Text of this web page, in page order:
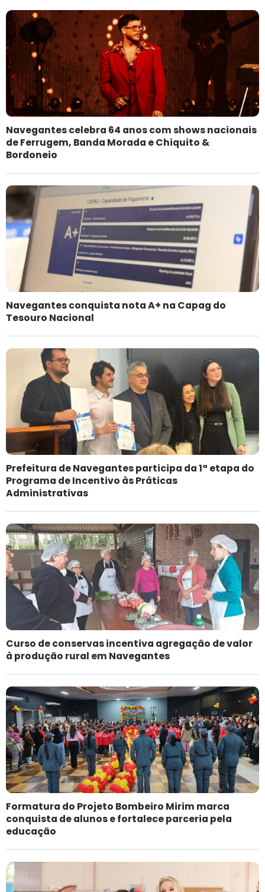
Navegantes celebra 64 anos com shows nacionais
de Ferrugem, Banda Morada e Chiquito &
Bordoneio
Navegantes conquista nota A+ na Capag do
Tesouro Nacional
Prefeitura de Navegantes participa da 1ª etapa do
Programa de Incentivo às Práticas
Administrativas
Curso de conservas incentiva agregação de valor
à produção rural em Navegantes
Formatura do Projeto Bombeiro Mirim marca
conquista de alunos e fortalece parceria pela
educação